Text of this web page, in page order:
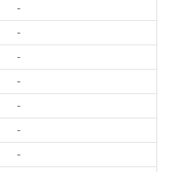
-
-
-
-
-
-
-